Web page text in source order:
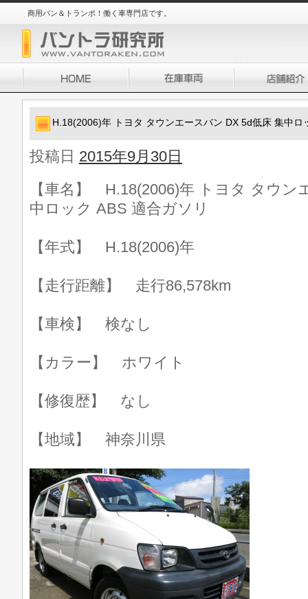
商用バン＆トランポ！働く車専門店です。
H.18(2006)年 トヨタ タウンエースバン DX 5d低床 集中ロ
投稿日 2015年9月30日
【車名】 H.18(2006)年 トヨタ タウン
中ロック ABS 適合ガソリ
【年式】 H.18(2006)年
【走行距離】 走行86,578km
【車検】 検なし
【カラー】 ホワイト
【修復歴】 なし
【地域】 神奈川県